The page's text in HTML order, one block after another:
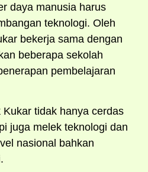
daya manusia harus
teknologi. Oleh
bekerja sama dengan
beberapa sekolah
pembelajaran
Kukar tidak hanya cerdas
juga melek teknologi dan
nasional bahkan